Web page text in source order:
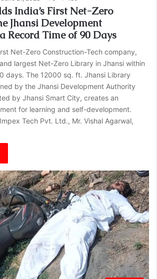
India’s First Net-Zero
Jhansi Development
Record Time of 90 Days
Net-Zero Construction-Tech company,
largest Net-Zero Library in Jhansi within
days. The 12000 sq. ft. Jhansi Library
by the Jhansi Development Authority
by Jhansi Smart City, creates an
for learning and self-development.
Tech Pvt. Ltd., Mr. Vishal Agarwal,